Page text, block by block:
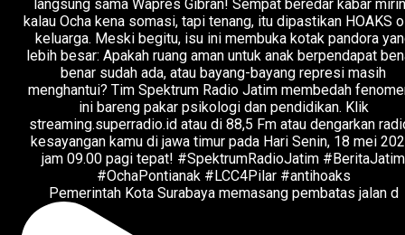
Pemerintah Kota Surabaya memasang pembatas jalan d